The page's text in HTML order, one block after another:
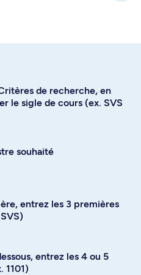
de recherche, en
le sigle de cours (ex. SVS
souhaité
entrez les 3 premières
entrez les 4 ou 5
1101)